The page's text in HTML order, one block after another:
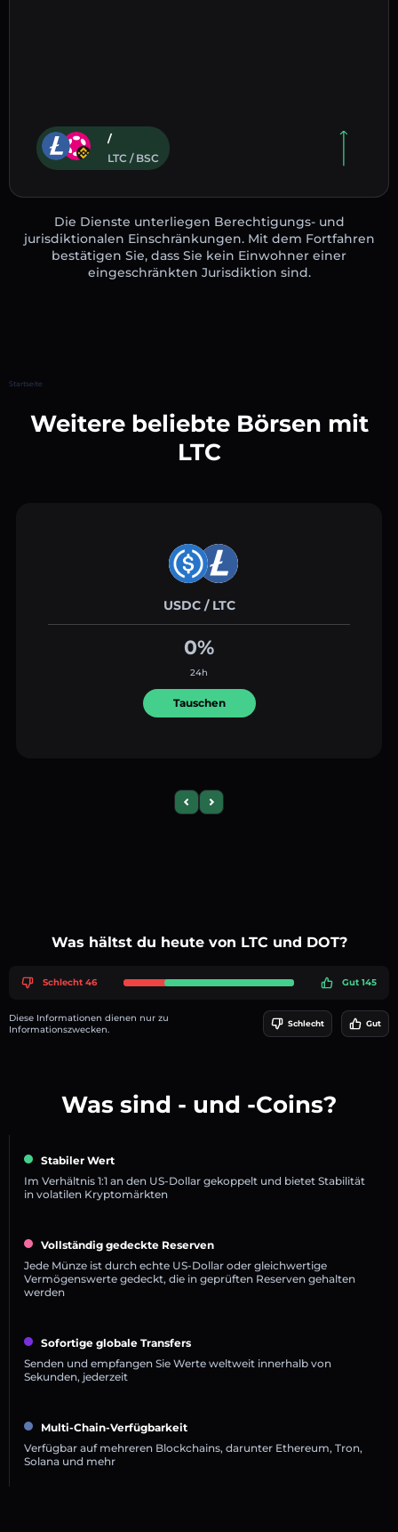
/
LTC / BSC
Die Dienste unterliegen Berechtigungs- und
jurisdiktionalen Einschränkungen. Mit dem Fortfahren
bestätigen Sie, dass Sie kein Einwohner einer
eingeschränkten Jurisdiktion sind.
Startseite
Weitere beliebte Börsen mit
LTC
USDC / LTC
0%
24h
Tauschen
Previous slide
Next slide
Was hältst du heute von LTC und DOT?
Schlecht 46 Gut 145
Diese Informationen dienen nur zu
Informationszwecken.
Schlecht Gut
Was sind - und -Coins?
Stabiler Wert
Im Verhältnis 1:1 an den US-Dollar gekoppelt und bietet Stabilität
in volatilen Kryptomärkten
Vollständig gedeckte Reserven
Jede Münze ist durch echte US-Dollar oder gleichwertige
Vermögenswerte gedeckt, die in geprüften Reserven gehalten
werden
Sofortige globale Transfers
Senden und empfangen Sie Werte weltweit innerhalb von
Sekunden, jederzeit
Multi-Chain-Verfügbarkeit
Verfügbar auf mehreren Blockchains, darunter Ethereum, Tron,
Solana und mehr